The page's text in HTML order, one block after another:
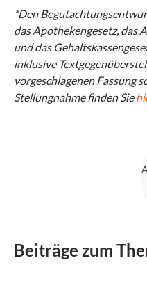
*Den
das Apothekengesetz, das
und das
inklusive
vorgeschlagenen Fassung
Stellungnahme finden Sie
Beiträge zum